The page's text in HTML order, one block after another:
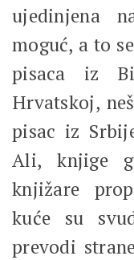
ujedinjena
moguć, a to
pisaca iz
Hrvatskoj,
pisac iz
Ali, knjige
knjižare
kuće su
prevodi